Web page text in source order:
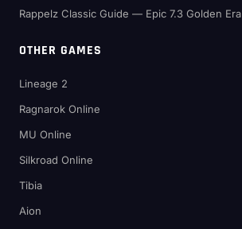
Rappelz Classic Guide — Epic 7.3 Golden Era
OTHER GAMES
Lineage 2
Ragnarok Online
MU Online
Silkroad Online
Tibia
Aion